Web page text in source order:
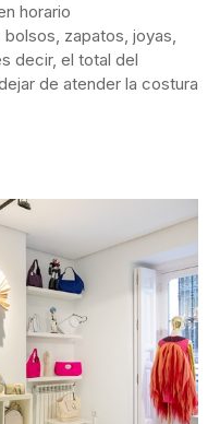
horario
zapatos, joyas,
decir, el total del
de atender la costura